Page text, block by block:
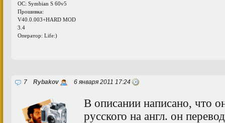
ОС: Symbian S 60v5
Прошивка:
V40.0.003+HARD MOD
3.4
Оператор: Life:)
7 Rybakov 6 января 2011 17:24
В описании написано, что
русского на англ. он